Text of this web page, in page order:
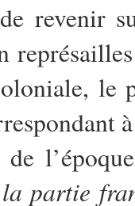
revenir
le
partie